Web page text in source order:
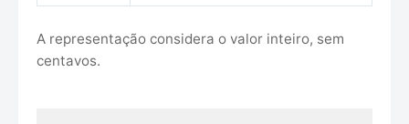
A representação considera o valor inteiro, sem
centavos.